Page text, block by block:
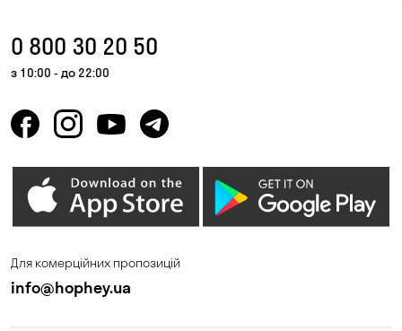
0 800 30 20 50
з 10:00 - до 22:00
Для комерційних пропозицій
info@hophey.ua